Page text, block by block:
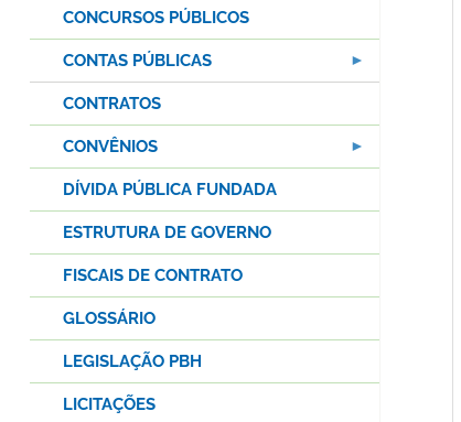
CONCURSOS PÚBLICOS
CONTAS PÚBLICAS
CONTRATOS
CONVÊNIOS
DÍVIDA PÚBLICA FUNDADA
ESTRUTURA DE GOVERNO
FISCAIS DE CONTRATO
GLOSSÁRIO
LEGISLAÇÃO PBH
LICITAÇÕES